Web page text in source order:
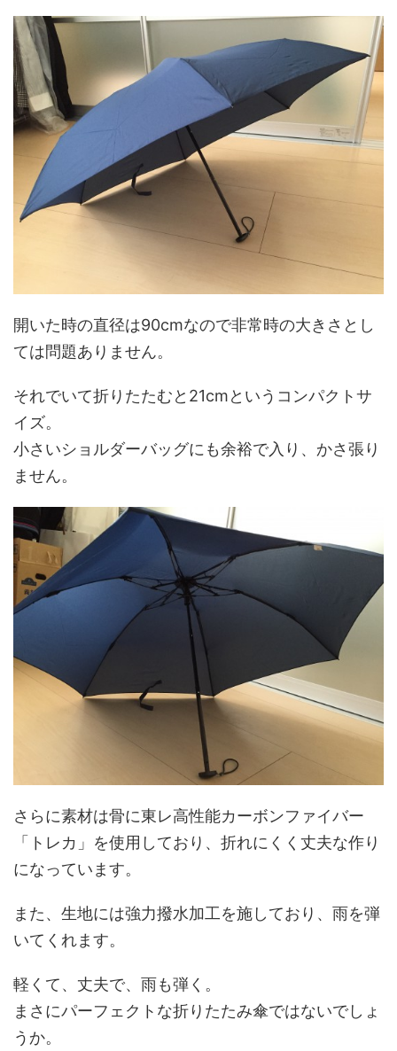
開いた時の直径は90cmなので非常時の大きさとし
ては問題ありません。
それでいて折りたたむと21cmというコンパクトサ
イズ。
小さいショルダーバッグにも余裕で入り、かさ張り
ません。
さらに素材は骨に東レ高性能カーボンファイバー
「トレカ」を使用しており、折れにくく丈夫な作り
になっています。
また、生地には強力撥水加工を施しており、雨を弾
いてくれます。
軽くて、丈夫で、雨も弾く。
まさにパーフェクトな折りたたみ傘ではないでしょ
うか。